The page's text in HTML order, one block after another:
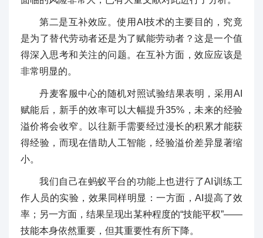
第二是互补效应。使用AI技术的主要目的，究竟
是为了替代劳动者还是为了赋能劳动者？这是一个值
得深入思考和关注的问题。在互补方面，效应应该是
非常明显的。
丹麦客服中心的随机对照试验结果表明，采用AI
赋能后，新手的效率可以大幅提升35%，未来的经验
溢价将会收窄。以往新手需要经过漫长的积累才能获
得经验，而现在借助人工智能，经验溢价差异显著缩
小。
我们自己在蚂蚁平台的功能上也进行了AI训练工
作人员的实验，效果同样明显：一方面，AI提高了效
率；另一方面，结果呈现出某种程度的“技能平权”——
技能本身依然重要，但其重要性有所下降。